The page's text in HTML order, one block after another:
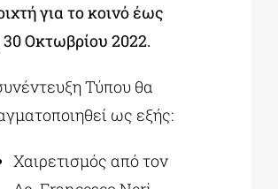
για το κοινό έως
30 Οκτωβρίου 2022.
Τύπου θα
ως εξής:
Χαιρετισμός από τον